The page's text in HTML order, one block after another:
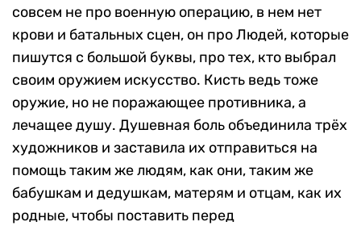
совсем не про военную операцию, в нем нет
крови и батальных сцен, он про Людей, которые
пишутся с большой буквы, про тех, кто выбрал
своим оружием искусство. Кисть ведь тоже
оружие, но не поражающее противника, а
лечащее душу. Душевная боль объединила трёх
художников и заставила их отправиться на
помощь таким же людям, как они, таким же
бабушкам и дедушкам, матерям и отцам, как их
родные, чтобы поставить перед